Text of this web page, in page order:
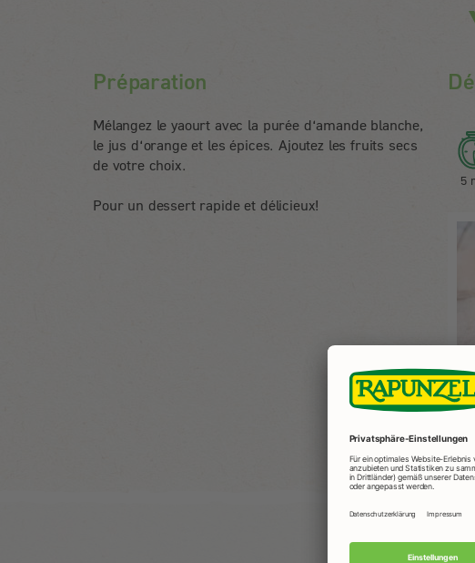
5
Préparation
Mélangez le yaourt avec la purée d‘amande blanche,
le jus d‘orange et les épices. Ajoutez les fruits secs
de votre choix.
Pour un dessert rapide et délicieux!